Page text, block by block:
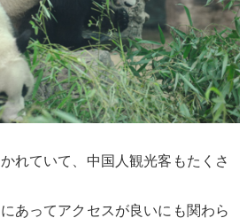
れていて、中国人観光客もたくさ
あってアクセスが良いにも関わら